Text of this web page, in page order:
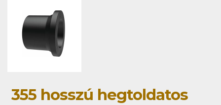
355 hosszú hegtoldatos